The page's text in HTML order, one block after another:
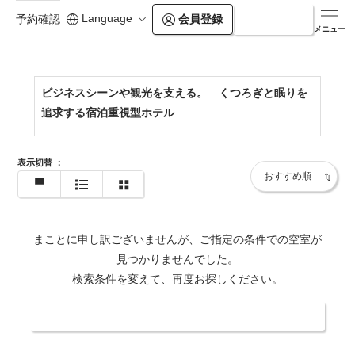
予約確認 Language 会員登録
メニュー
https://workershotel.co.jp/kumamoto-ozu/
ビジネスシーンや観光を支える。 くつろぎと眠りを
追求する宿泊重視型ホテル
表示切替 ：
まことに申し訳ございませんが、ご指定の条件での空室が
見つかりませんでした。
検索条件を変えて、再度お探しください。